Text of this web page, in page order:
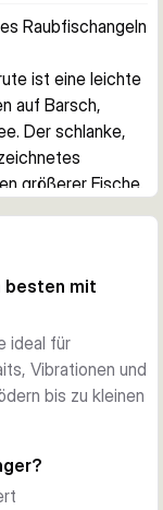
Raubfischangeln
ist eine leichte
auf Barsch,
Der schlanke,
größerer Fische.
hervorragend
Spitze
vorsichtigen
besonders
Stahl
Langlebigkeit
besten mit
ideal für
Vibrationen und
bis zu kleinen